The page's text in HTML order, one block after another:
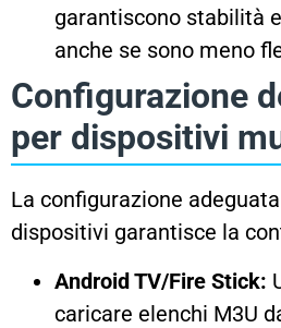
garantiscono stabilità
anche se sono meno
Configurazione
per dispositivi
La configurazione
dispositivi garantisce la
Android TV/Fire Stick:
caricare elenchi M3U